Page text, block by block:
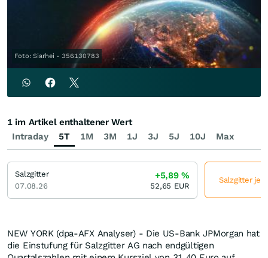
Foto: Siarhei - 356130783
NEW YORK (dpa-AFX Analyser) - Die US-Bank JPMorgan hat
die Einstufung für Salzgitter AG nach endgültigen
Intraday 5T 1M 3M 1J 3J 5J 10J Max
1 im Artikel enthaltener Wert
Salzgitter
07.08.26
+5,89%
52,65 EUR
Salzgitter